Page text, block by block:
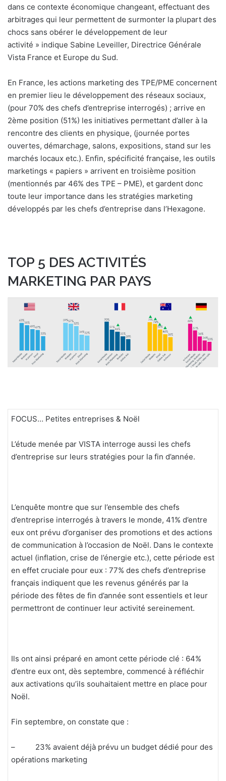
dans ce contexte économique changeant, effectuant des
arbitrages qui leur permettent de surmonter la plupart des
chocs sans obérer le développement de leur
activité » indique Sabine Leveiller, Directrice Générale
Vista France et Europe du Sud.
En France, les actions marketing des TPE/PME concernent
en premier lieu le développement des réseaux sociaux,
(pour 70% des chefs d’entreprise interrogés) ; arrive en
2ème position (51%) les initiatives permettant d’aller à la
rencontre des clients en physique, (journée portes
ouvertes, démarchage, salons, expositions, stand sur les
marchés locaux etc.). Enfin, spécificité française, les outils
marketings « papiers » arrivent en troisième position
(mentionnés par 46% des TPE – PME), et gardent donc
toute leur importance dans les stratégies marketing
développés par les chefs d’entreprise dans l’Hexagone.
TOP 5 DES ACTIVITÉS
MARKETING PAR PAYS
FOCUS… Petites entreprises & Noël
L’étude menée par VISTA interroge aussi les chefs
d’entreprise sur leurs stratégies pour la fin d’année.
L’enquête montre que sur l’ensemble des chefs
d’entreprise interrogés à travers le monde, 41% d’entre
eux ont prévu d’organiser des promotions et des actions
de communication à l’occasion de Noël. Dans le contexte
actuel (inflation, crise de l’énergie etc.), cette période est
en effet cruciale pour eux : 77% des chefs d’entreprise
français indiquent que les revenus générés par la
période des fêtes de fin d’année sont essentiels et leur
permettront de continuer leur activité sereinement.
Ils ont ainsi préparé en amont cette période clé : 64%
d’entre eux ont, dès septembre, commencé à réfléchir
aux activations qu’ils souhaitaient mettre en place pour
Noël.
Fin septembre, on constate que :
– 23% avaient déjà prévu un budget dédié pour des
opérations marketing